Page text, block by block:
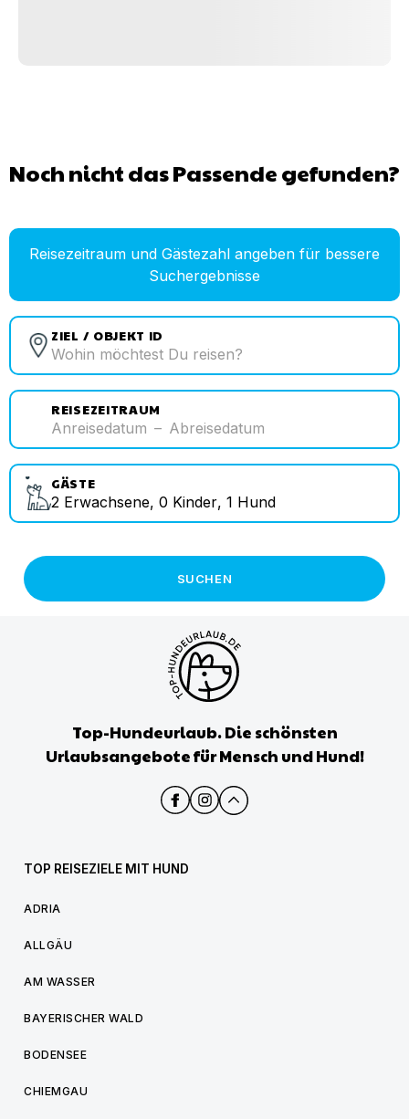
Noch nicht das Passende gefunden?
Reisezeitraum und Gästezahl angeben für bessere
Suchergebnisse
ZIEL / OBJEKT ID
REISEZEITRAUM
Anreisedatum – Abreisedatum
GÄSTE
2 Erwachsene, 0 Kinder, 1 Hund
SUCHEN
Top-Hundeurlaub. Die schönsten
Urlaubsangebote für Mensch und Hund!
TOP REISEZIELE MIT HUND
ADRIA
ALLGÄU
AM WASSER
BAYERISCHER WALD
BODENSEE
CHIEMGAU